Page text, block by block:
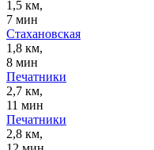
1,5 км,
7 мин
Стахановская
1,8 км,
8 мин
Печатники
2,7 км,
11 мин
Печатники
2,8 км,